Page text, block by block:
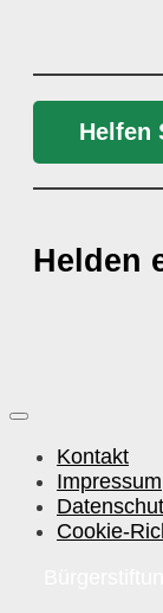
Helfen
Helden
Kontakt
Impressum
Cookie-